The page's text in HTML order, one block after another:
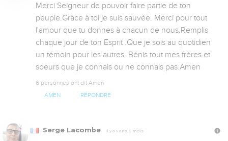
Merci Seigneur de pouvoir faire partie de ton
peuple.Grâce à toi je suis sauvée. Merci pour tout
l'amour que tu donnes à chacun de nous.Remplis
chaque jour de ton Esprit .Que je sois au quotidien
un témoin pour les autres. Bénis tout mes frères et
soeurs que je connais ou ne connais pas.Amen
6 personnes ont dit Amen
AMEN RÉPONDRE
Serge Lacombe Il y a 5 ans, 5 mois